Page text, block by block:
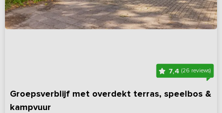
7,4 (26 reviews)
Groepsverblijf met overdekt terras, speelbos &
kampvuur